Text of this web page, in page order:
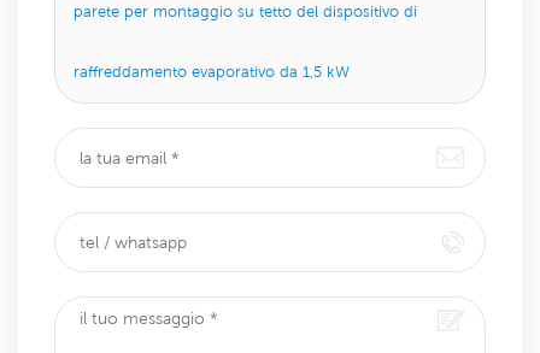
parete per montaggio su tetto del dispositivo di
raffreddamento evaporativo da 1,5 kW